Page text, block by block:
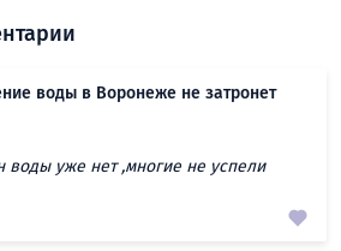
воды в Воронеже не затронет
воды уже нет ,многие не успели